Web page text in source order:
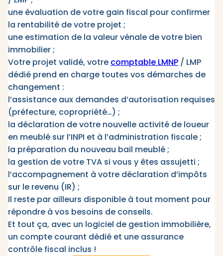
une évaluation de votre gain fiscal pour confirmer
la rentabilité de votre projet ;
une estimation de la valeur vénale de votre bien
immobilier ;
Votre projet validé, votre comptable LMNP / LMP
dédié prend en charge toutes vos démarches de
changement :
l’assistance aux demandes d’autorisation requises
(préfecture, copropriété…) ;
la déclaration de votre nouvelle activité de loueur
en meublé sur l’INPI et à l’administration fiscale ;
la préparation du nouveau bail meublé ;
la gestion de votre TVA si vous y êtes assujetti ;
l’accompagnement à votre déclaration d’impôts
sur le revenu (IR) ;
Il reste par ailleurs disponible à tout moment pour
répondre à vos besoins de conseils.
Et tout ça, avec un logiciel de gestion immobilière,
un compte courant dédié et une assurance
contrôle fiscal inclus !